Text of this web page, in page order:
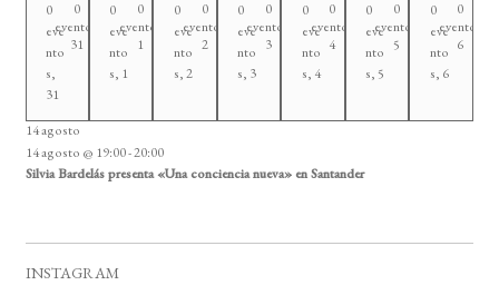
0
eventos
31
0
eve
nto
s,
31
0
eventos
1
0
eve
nto
s, 1
0
eventos
2
0
eve
nto
s,2
0
eventos
3
0
eve
nto
s, 3
0
eventos
4
0
eve
nto
s, 4
0
eventos
5
0
eve
nto
s,5
0
eventos
6
0
eve
nto
s, 6
14 agosto
14 agosto @ 19:00-20:00
Silvia Bardelás presenta «Una conciencia nueva» en Santander
INSTAGRAM